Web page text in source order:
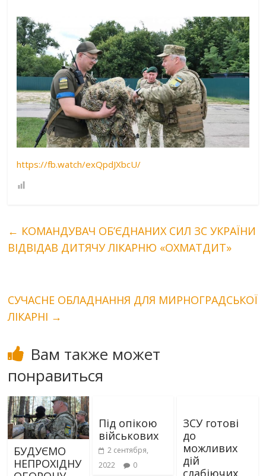
https://fb.watch/exQpdJXbcU/
← КОМАНДУВАЧ ОБ’ЄДНАНИХ СИЛ ЗС УКРАЇНИ
ВІДВІДАВ ДИТЯЧУ ЛІКАРНЮ «ОХМАТДИТ»
СУЧАСНЕ ОБЛАДНАННЯ ДЛЯ МИРНОГРАДСЬКОЇ
ЛІКАРНІ →
Вам также может
понравиться
БУДУЄМО
НЕПРОХІДНУ
Під опікою
військових
2 сентября,
2022
0
ЗСУ готові
до
можливих
дій
слабіючих